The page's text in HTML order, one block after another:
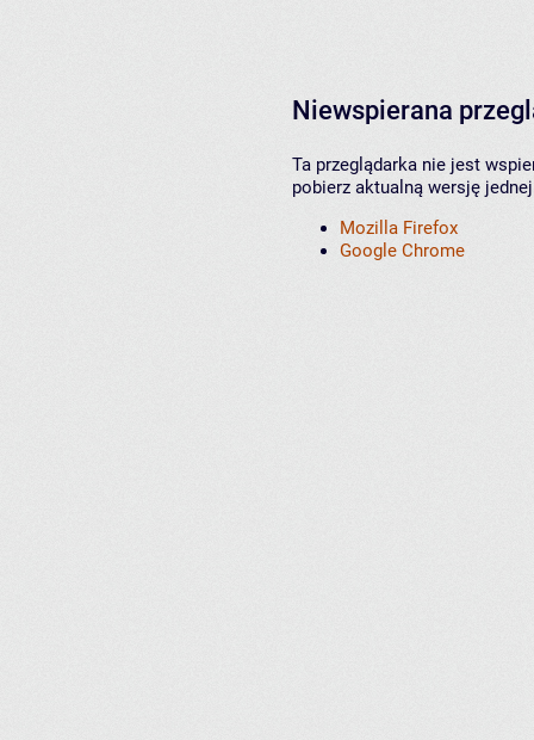
Niewspierana
Ta przeglądarka nie jest
pobierz aktualną wersję
Mozilla Firefox
Google Chrome